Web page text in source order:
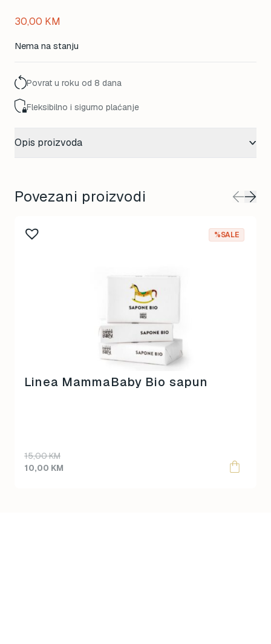
30,00 KM
Nema na stanju
Povrat u roku od 8 dana
Fleksibilno i sigurno plaćanje
Opis proizvoda
Povezani proizvodi
%SALE
Linea MammaBaby Bio sapun
15,00KM
Original
price
10,00 KM
Current
price